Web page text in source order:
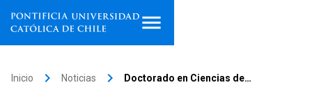
Inicio keyboard_arrow_right Noticias keyboard_arrow_right Doctorado en Ciencias de…